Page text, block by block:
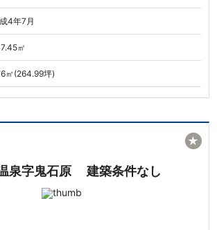
4年7月
㎡
㎡(264.99坪)
泉字鬼石原 建築条件なし
★